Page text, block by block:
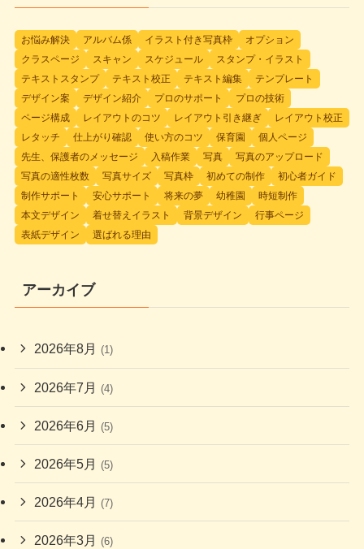
お悩み解決 アルバム係 イラスト付き写真枠
オプション
クラスページ
スキャン スケジュール
スタンプ・イラスト
テキストスタンプ
テキスト校正 テキスト編集
テンプレート
デザイン案
デザイン紹介 プロのサポート
プロの技術
ページ構成
レイアウトのコツ レイアウト引き継ぎ
レイアウト校正
レタッチ
仕上がり確認 使い方のコツ 保育園
個人ページ
先生、保護者のメッセージ
入稿作業 写真
写真のアップロード
写真の適性枚数
写真サイズ 写真枠 初めての制作
初心者ガイド
制作サポート
安心サポート 将来の夢 幼稚園
時短制作
本文デザイン
着せ替えイラスト 背景デザイン
行事ページ
表紙デザイン
選ばれる理由
アーカイブ
2026年8月 (1)
2026年7月 (4)
2026年6月 (5)
2026年5月 (5)
2026年4月 (7)
2026年3月 (6)